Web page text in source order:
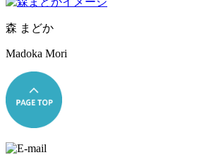
森 まどか
Madoka Mori